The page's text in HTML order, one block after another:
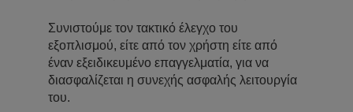
Συνιστούμε τον τακτικό έλεγχο του
εξοπλισμού, είτε από τον χρήστη είτε από
έναν εξειδικευμένο επαγγελματία, για να
διασφαλίζεται η συνεχής ασφαλής λειτουργία
του.